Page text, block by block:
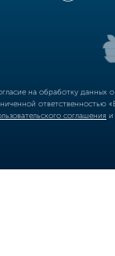
на обработку
соглашения и